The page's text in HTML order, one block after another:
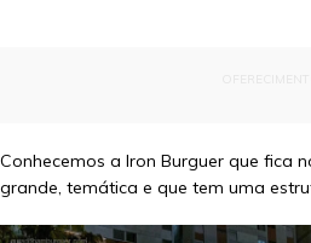
Conhecemos a Iron Burguer que fica
grande, temática e que tem uma